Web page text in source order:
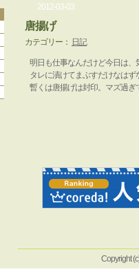
2012-03-03
唐揚げ
カテゴリー： 日記
明日も仕事なんだけど今日は
タレに漬けてまぶすだけなはず
暫くは唐揚げは封印。マズ過ぎ
Copyright